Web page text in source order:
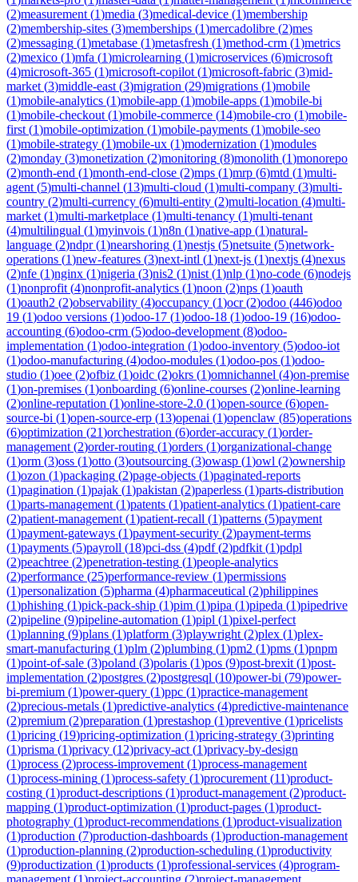
(2)measurement (1)media (3)medical-device (1)membership
(2)membership-sites (3)memberships (1)mercadolibre (2)mes
(2)messaging (1)metabase (1)metasfresh (1)method-crm (1)metrics
(2)mexico (1)mfa (1)microlearning (1)microservices (6)microsoft
(4)microsoft-365 (1)microsoft-copilot (1)microsoft-fabric (3)mid-
market (3)middle-east (3)migration (29)migrations (1)mobile
(1)mobile-analytics (1)mobile-app (1)mobile-apps (1)mobile-bi
(1)mobile-checkout (1)mobile-commerce (14)mobile-cro (1)mobile-
first (1)mobile-optimization (1)mobile-payments (1)mobile-seo
(1)mobile-strategy (1)mobile-ux (1)modernization (1)modules
(2)monday (3)monetization (2)monitoring (8)monolith (1)monorepo
(2)month-end (1)month-end-close (2)mps (1)mrp (6)mtd (1)multi-
agent (5)multi-channel (13)multi-cloud (1)multi-company (3)multi-
country (2)multi-currency (6)multi-entity (2)multi-location (4)multi-
market (1)multi-marketplace (1)multi-tenancy (1)multi-tenant
(4)multilingual (1)myinvois (1)n8n (1)native-app (1)natural-
language (2)ndpr(1)nearshoring (1)nestjs (5)netsuite (5)network-
operations (1)new-features (3)next-intl (1)next-js (1)nextjs (4)nexus
(2)nfe (1)nginx (1)nigeria (3)nis2 (1)nist (1)nlp (1)no-code (6)nodejs
(1)nonprofit (4)nonprofit-analytics (1)noon (2)nps (1)oauth
(1)oauth2 (2)observability (4)occupancy (1)ocr(2)odoo (446)odoo
19 (1)odoo versions (1)odoo-17 (1)odoo-18 (1)odoo-19 (16)odoo-
accounting (6)odoo-crm (5)odoo-development (8)odoo-
implementation (1)odoo-integration (1)odoo-inventory (5)odoo-iot
(1)odoo-manufacturing (4)odoo-modules (1)odoo-pos (1)odoo-
studio (1)oee (2)ofbiz (1)oidc (2)okrs (1)omnichannel (4)on-premise
(1)on-premises (1)onboarding (6)online-courses (2)online-learning
(2)online-reputation (1)online-store-2.0 (1)open-source (6)open-
source-bi (1)open-source-erp (13)openai (1)openclaw (85)operations
(6)optimization (21)orchestration (6)order-accuracy (1)order-
management (2)order-routing (1)orders (1)organizational-change
(1)orm (3)oss (1)otto (3)outsourcing (3)owasp (1)owl (2)ownership
(1)ozon (1)packaging (2)page-objects (1)paginated-reports
(1)pagination (1)pajak (1)pakistan (2)paperless (1)parts-distribution
(1)parts-management (1)patents (1)patient-analytics (1)patient-care
(2)patient-management (1)patient-recall (1)patterns (5)payment
(1)payment-gateways (1)payment-security (2)payment-terms
(1)payments (5)payroll (18)pci-dss (4)pdf(2)pdfkit (1)pdpl
(2)peachtree (2)penetration-testing (1)people-analytics
(2)performance (25)performance-review (1)permissions
(1)personalization (5)pharma (4)pharmaceutical (2)philippines
(1)phishing (1)pick-pack-ship (1)pim (1)pipa (1)pipeda (1)pipedrive
(2)pipeline (9)pipeline-automation (1)pipl (1)pixel-perfect
(1)planning (9)plans (1)platform (3)playwright (2)plex (1)plex-
smart-manufacturing (1)plm (2)plumbing (1)pm2 (1)pms (1)pnpm
(1)point-of-sale (3)poland (3)polaris (1)pos (9)post-brexit (1)post-
implementation (2)postgres (2)postgresql (10)power-bi (79)power-
bi-premium (1)power-query (1)ppc (1)practice-management
(2)precious-metals (1)predictive-analytics (4)predictive-maintenance
(2)premium (2)preparation (1)prestashop (1)preventive (1)pricelists
(1)pricing (19)pricing-optimization (1)pricing-strategy (3)printing
(1)prisma (1)privacy (12)privacy-act (1)privacy-by-design
(1)process (2)process-improvement (1)process-management
(1)process-mining (1)process-safety (1)procurement (11)product-
costing (1)product-descriptions (1)product-management (2)product-
mapping (1)product-optimization (1)product-pages (1)product-
photography (1)product-recommendations (1)product-visualization
(1)production (7)production-dashboards (1)production-management
(1)production-planning (2)production-scheduling (1)productivity
(9)productization (1)products (1)professional-services (4)program-
management (1)project-accounting (2)project-management